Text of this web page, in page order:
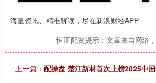
海量资讯、精准解读，尽在新浪财经APP
恒正配资提示：文章来自网络
上一篇： 配操盘 楚江新材首次上榜2025中